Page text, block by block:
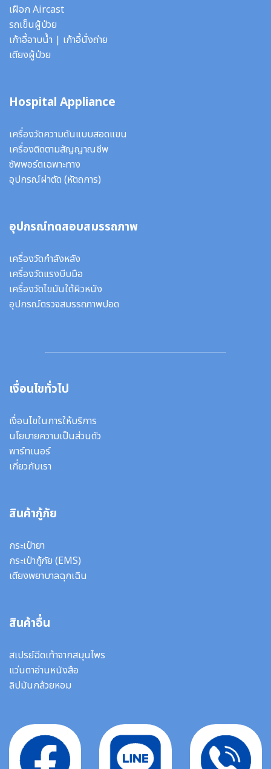
เฝือก Aircast
รถเข็นผู้ป่วย
เก้าอี้อาบน้ำ | เก้าอี้นั่งถ่าย
เตียงผู้ป่วย
Hospital Appliance
เครื่องวัดความดันแบบสอดแขน
เครื่องติดตามสัญญาณชีพ
ซัพพอร์ตเฉพาะทาง
อุปกรณ์ผ่าตัด (หัตถการ)
อุปกรณ์ทดสอบสมรรถภาพ
เครื่องวัดกำลังหลัง
เครื่องวัดแรงบีบมือ
เครื่องวัดไขมันใต้ผิวหนัง
อุปกรณ์ตรวจสมรรถภาพปอด
เงื่อนไขทั่วไป
เงื่อนไขในการให้บริการ
นโยบายความเป็นส่วนตัว
พาร์ทเนอร์
เกี่ยวกับเรา
สินค้ากู้ภัย
กระเป๋ายา
กระเป๋ากู้ภัย (EMS)
เตียงพยาบาลฉุกเฉิน
สินค้าอื่น
สเปรย์ฉีดเท้าจากสมุนไพร
แว่นตาอ่านหนังสือ
ลิปมันกล้วยหอม